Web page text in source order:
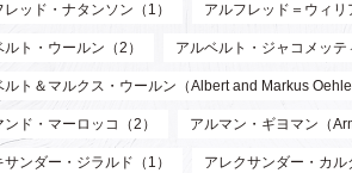
レッド・ナタンソン（1） アルフレッド＝ウィリ
ルト・ウールン（2） アルベルト・ジャコメッテ
ルト＆マルクス・ウールン（Albert and Markus
ンド・マーロッコ（2） アルマン・ギヨマン（
サンダー・ジラルド（1） アレクサンダー・カ